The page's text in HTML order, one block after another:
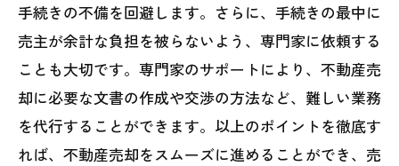
手続きの不備を回避します。さらに、手続きの最中に
売主が余計な負担を被らないよう、専門家に依頼する
ことも大切です。専門家のサポートにより、不動産売
却に必要な文書の作成や交渉の方法など、難しい業務
を代行することができます。以上のポイントを徹底す
れば、不動産売却をスムーズに進めることができ、売